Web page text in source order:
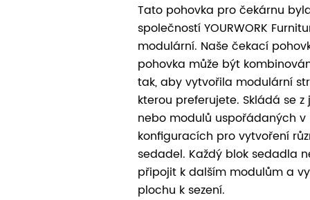
Tato pohovka pro čekárnu
společností YOURWORK
modulární. Naše čekací
pohovka může být
tak, aby vytvořila modulární
kterou preferujete. Skládá se
nebo modulů uspořádaných v
konfiguracích pro vytvoření
sedadel. Každý blok sedadla
připojit k dalším modulům a
plochu k sezení.